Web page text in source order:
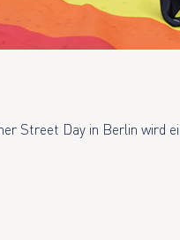
Street Day in Berlin wird